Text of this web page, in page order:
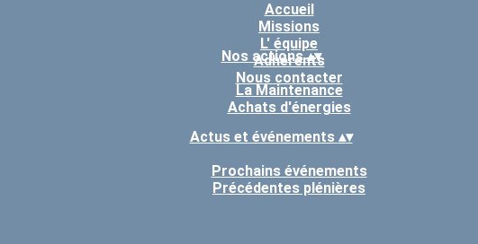
Accueil
Missions
L' équipe
Adhérents
Nous contacter
Nos actions▴▾
La Maintenance
Achats d'énergies
Actus et événements ▴▾
Prochains événements
Précédentes plénières